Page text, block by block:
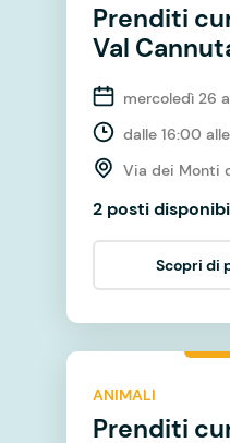
Prenditi
Val
mercoledì 26
dalle 16:00
Via dei Monti
2 posti
Scopri di
ANIMALI
Prenditi